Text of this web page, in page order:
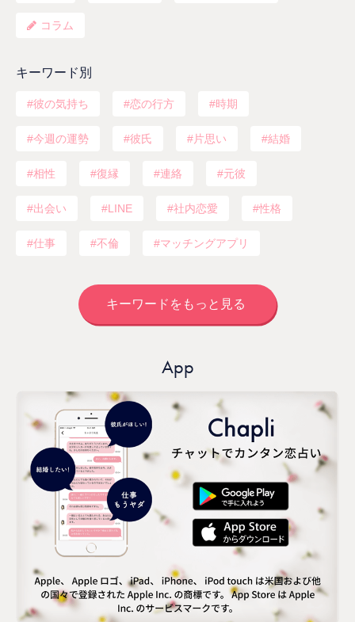
コラム
キーワード別
彼の気持ち 恋の行方 時期
今週の運勢 彼氏 片思い 結婚
相性 復縁 連絡 元彼
出会い LINE 社内恋愛 性格
仕事 不倫 マッチングアプリ
キーワードをもっと見る
App